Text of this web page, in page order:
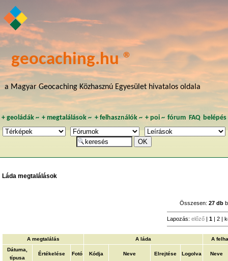
geocaching.hu ®
a Magyar Geocaching Közhasznú Egyesület hivatalos oldala
+ geoládák~ +megtalálások ~ + felhasználók~ + poi~ fórum FAQ belépés
Láda megtalálások
Összesen:27 db
Lapozás:előző |1 | 2 |
A megtalálás A láda
A
Dátuma,
típusa
Értékelése Fotó Kódja Neve Elrejtése Logolva Neve